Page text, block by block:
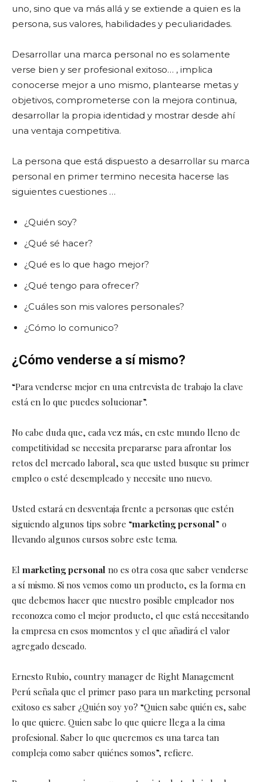
uno, sino que va más allá y se extiende a quien es la
persona, sus valores, habilidades y peculiaridades.
Desarrollar una marca personal no es solamente
verse bien y ser profesional exitoso… , implica
conocerse mejor a uno mismo, plantearse metas y
objetivos, comprometerse con la mejora continua,
desarrollar la propia identidad y mostrar desde ahí
una ventaja competitiva.
La persona que está dispuesto a desarrollar su marca
personal en primer termino necesita hacerse las
siguientes cuestiones …
¿Quién soy?
¿Qué sé hacer?
¿Qué es lo que hago mejor?
¿Qué tengo para ofrecer?
¿Cuáles son mis valores personales?
¿Cómo lo comunico?
¿Cómo venderse a sí mismo?
“Para venderse mejor en una entrevista de trabajo la clave
está en lo que puedes solucionar”.
No cabe duda que, cada vez más, en este mundo lleno de
competitividad se necesita prepararse para afrontar los
retos del mercado laboral, sea que usted busque su primer
empleo o esté desempleado y necesite uno nuevo.
Usted estará en desventaja frente a personas que estén
siguiendo algunos tips sobre “marketing personal” o
llevando algunos cursos sobre este tema.
El marketing personal no es otra cosa que saber venderse
a sí mismo. Si nos vemos como un producto, es la forma en
que debemos hacer que nuestro posible empleador nos
reconozca como el mejor producto, el que está necesitando
la empresa en esos momentos y el que añadirá el valor
agregado deseado.
Ernesto Rubio, country manager de Right Management
Perú señala que el primer paso para un marketing personal
exitoso es saber ¿Quién soy yo? “Quien sabe quién es, sabe
lo que quiere. Quien sabe lo que quiere llega a la cima
profesional. Saber lo que queremos es una tarea tan
compleja como saber quiénes somos”, refiere.